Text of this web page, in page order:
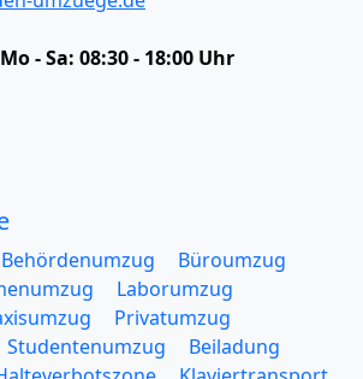
Mo - Sa: 08:30 - 18:00 Uhr
Behördenumzug
Büroumzug
Laborumzug
Privatumzug
Studentenumzug
Beiladung